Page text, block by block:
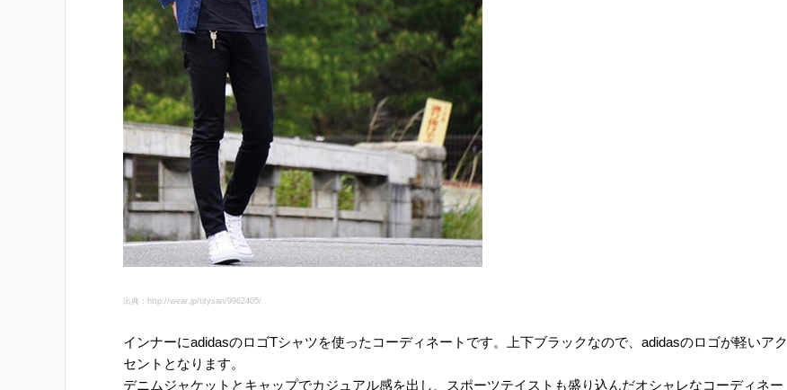
出典：http://wear.jp/titysan/9962405/
インナーにadidasのロゴTシャツを使ったコーディネートです。上下ブラックなので、adidasのロゴが軽いアク
セントとなります。
デニムジャケットとキャップでカジュアル感を出し、スポーツテイストも盛り込んだオシャレなコーディネー